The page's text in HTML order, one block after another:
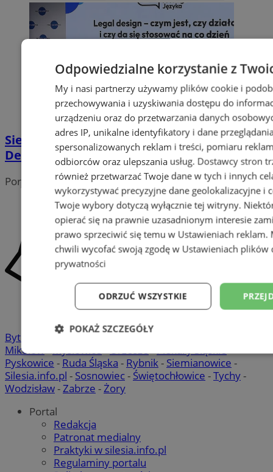
Siemianowice Śląskie dołączają do
Deklaracji Prostego Języka
Portal należy do sieci
Bytom Chorzów-Gliwice- Katowice
Mikołów-Mysłowice-Orzesze-Piekary Śląskie-
Pyskowice - Ruda Śląska - Rybnik- Siemianowice -
Silesia.info.pl - Sosnowiec- Świętochłowice -Tychy-
Wodzisław-Zabrze -Żory
Portal
Redakcja
Patronat medialny
Praktyki w silesia.info.pl
Regulaminy portalu
Odpowiedzialne korzystanie z
My i nasi partnerzy używamy plików cookie i
przechowywania i uzyskiwania dostępu do
urządzeniu oraz do przetwarzania danych
adres IP, unikalne identyfikatory i dane
spersonalizowanych reklam i treści, pomiaru
odbiorców oraz ulepszania usług. Dostawcy stron
również przetwarzać Twoje dane w tych i innych
wykorzystywać precyzyjne dane geolokalizacyjne i
Twoje wybory dotyczą wyłącznie tej witryny.
opierać się na prawnie uzasadnionym interesie
prawo sprzeciwić się temu w Ustawieniach reklam.
chwili wycofać swoją zgodę w Ustawieniach plików
prywatności
ODRZUĆ WSZYSTKIE
POKAŻ SZCZEGÓŁY
Niezbędne Wydajność